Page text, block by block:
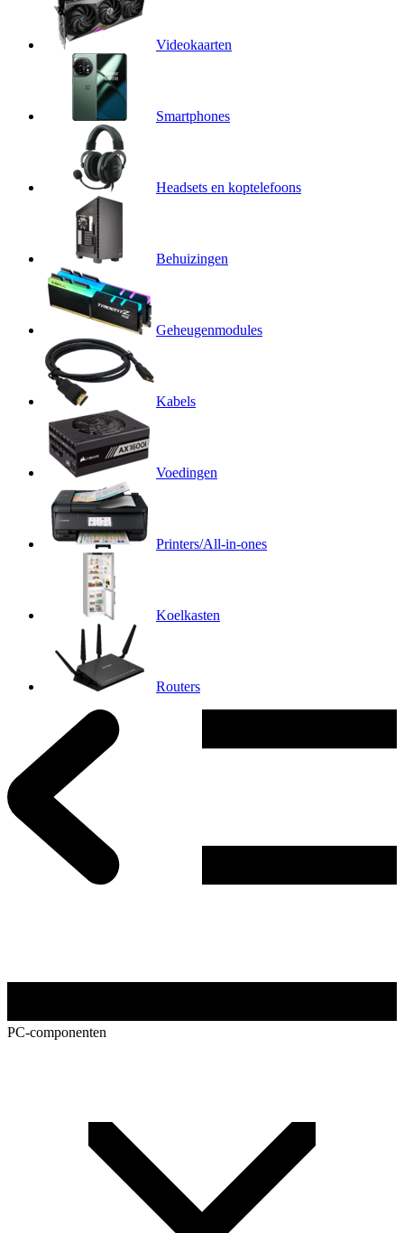
Videokaarten
Smartphones
Headsets en koptelefoons
Behuizingen
Geheugenmodules
Kabels
Voedingen
Printers/All-in-ones
Koelkasten
Routers
PC-componenten